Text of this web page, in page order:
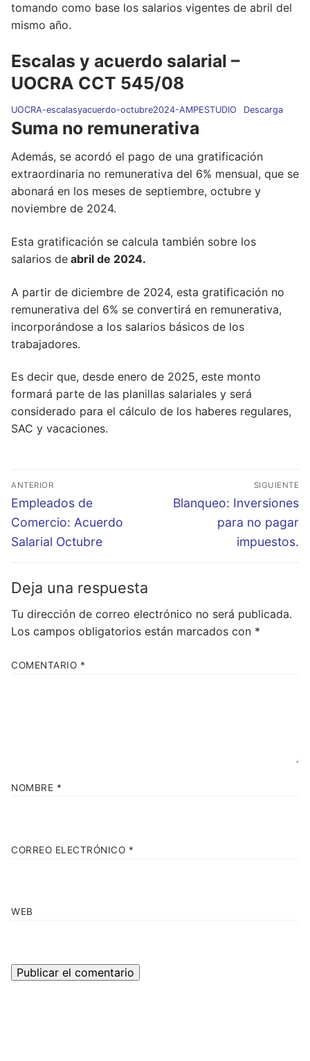
tomando como base los salarios vigentes de abril del
mismo año.
Escalas y acuerdo salarial –
UOCRA CCT 545/08
UOCRA-escalasyacuerdo-octubre2024-AMPESTUDIO Descarga
Suma no remunerativa
Además, se acordó el pago de una gratificación
extraordinaria no remunerativa del 6% mensual, que se
abonará en los meses de septiembre, octubre y
noviembre de 2024.
Esta gratificación se calcula también sobre los
salarios de abril de 2024.
A partir de diciembre de 2024, esta gratificación no
remunerativa del 6% se convertirá en remunerativa,
incorporándose a los salarios básicos de los
trabajadores.
Es decir que, desde enero de 2025, este monto
formará parte de las planillas salariales y será
considerado para el cálculo de los haberes regulares,
SAC y vacaciones.
Navegación
de
entradas
ANTERIOR
Entrada
anterior:
Empleados de
Comercio: Acuerdo
Salarial Octubre
SIGUIENTE
Entrada
siguiente:
Blanqueo: Inversiones
para no pagar
impuestos.
Deja una respuesta
Tu dirección de correo electrónico no será publicada.
Los campos obligatorios están marcados con *
COMENTARIO *
NOMBRE *
CORREO ELECTRÓNICO *
WEB